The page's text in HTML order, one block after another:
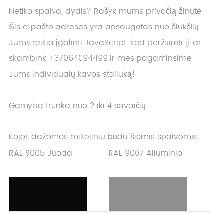
Netiko spalva, dydis? Rašyk mums privačią žinutė
Šis el.pašto adresas yra apsaugotas nuo šiukšlių.
Jums reikia įgalinti JavaScript, kad peržiūrėti jį. ar
skambink +37064094499 ir mes pagaminsime
Jums individualų kavos staliuką!
Gamyba trunka nuo 2 iki 4 savaičių.
Kojos dažomos milteliniu būdu šiomis spalvomis:
RAL 9005 Juoda RAL 9007 Aliuminio